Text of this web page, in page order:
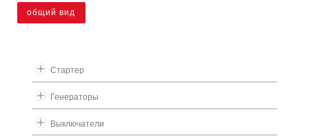
общий вид
Стартер
Генераторы
Выключатели